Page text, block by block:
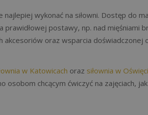
najlepiej wykonać na siłowni. Dostęp do
postawy, np. nad mięśniami
oraz wsparcia doświadczonej
w Katowicach oraz siłownia w
chcącym ćwiczyć na zajęciach,